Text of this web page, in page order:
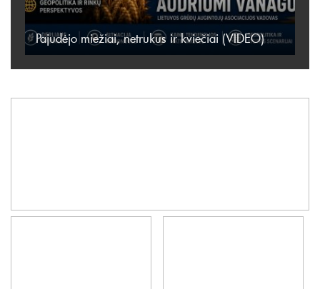
Pajudėjo miežiai, netrukus ir kviečiai (VIDEO)